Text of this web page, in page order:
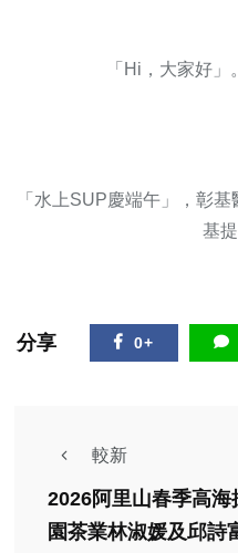
「Hi，大家好」
「水上SUP慶端午」，彰
基
分享 0+
較新
2026阿里山春季高
園茶業林淑媛及邱詩